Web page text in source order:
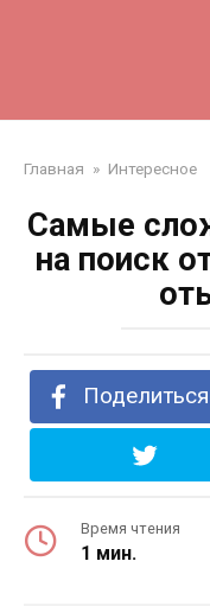
Главная » Интересное
Самые
на поиск
Время чтения
1 мин.